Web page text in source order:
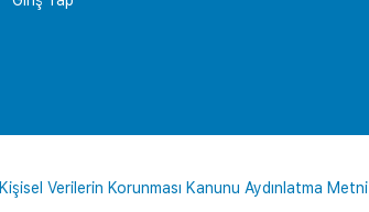
Kişisel Verilerin Korunması Kanunu Aydınlatma Metni